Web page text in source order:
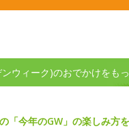
ウィーク)のおでかけをも
「今年のGW」の楽しみ方